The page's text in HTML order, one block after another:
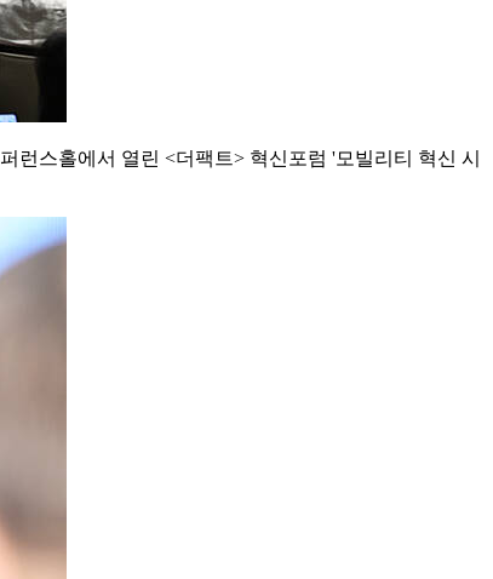
런스홀에서 열린 <더팩트> 혁신포럼 '모빌리티 혁신 시